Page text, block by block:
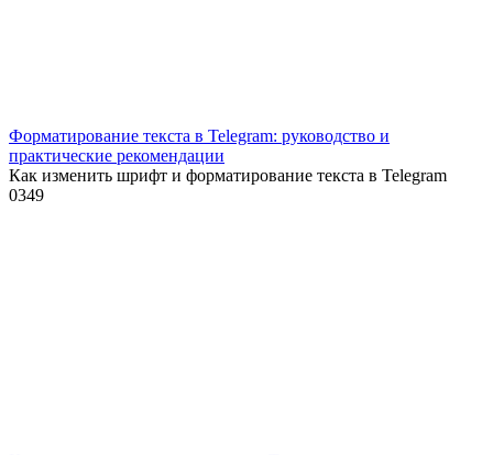
Форматирование текста в Telegram: руководство и
практические рекомендации
Как изменить шрифт и форматирование текста в Telegram
0349